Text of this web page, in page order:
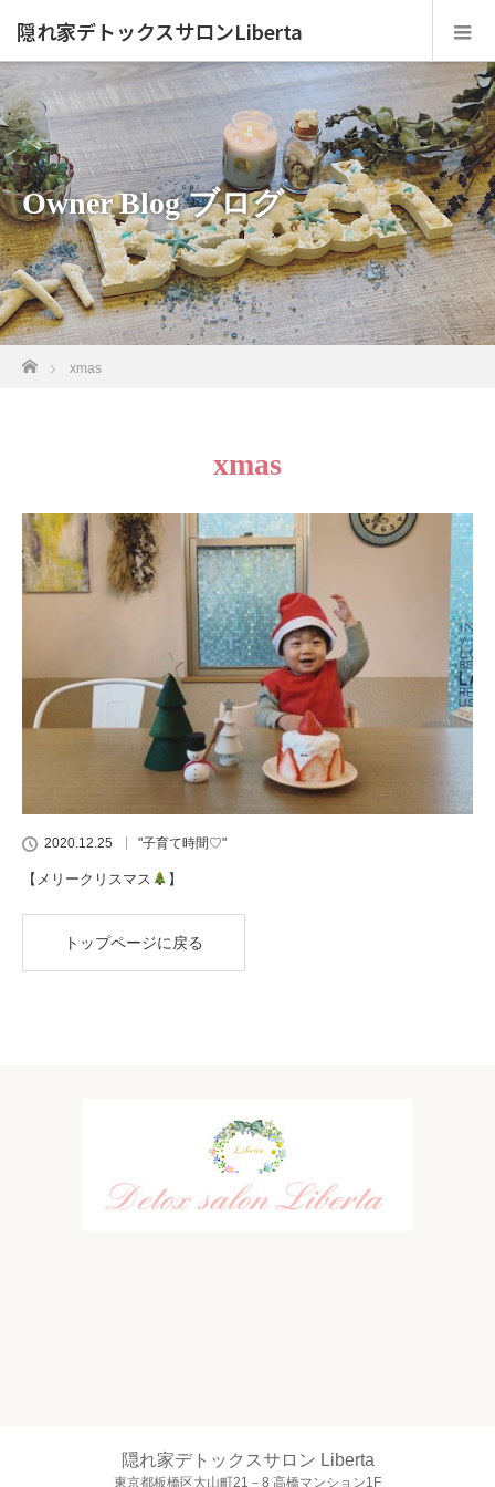
隠れ家デトックスサロンLiberta
Owner Blog ブログ
xmas
xmas
2020.12.25 "子育て時間♡"
【メリークリスマス 】
トップページに戻る
隠れ家デトックスサロン Liberta
東京都板橋区大山町21－8 高橋マンション1F